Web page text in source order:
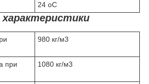
24 оС
характеристики
980 кг/м3
при
1080 кг/м3